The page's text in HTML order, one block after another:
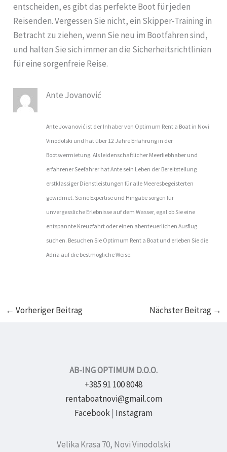
entscheiden, es gibt das perfekte Boot für jeden
Reisenden. Vergessen Sie nicht, ein Skipper-Training in
Betracht zu ziehen, wenn Sie neu im Bootfahren sind,
und halten Sie sich immer an die Sicherheitsrichtlinien
für eine sorgenfreie Reise.
Ante Jovanović
Ante Jovanović ist der Inhaber von Optimum Rent a Boat in Novi
Vinodolski und hat über 12 Jahre Erfahrung in der
Bootsvermietung. Als leidenschaftlicher Meerliebhaber und
erfahrener Seefahrer hat Ante sein Leben der Bereitstellung
erstklassiger Dienstleistungen für alle Meeresbegeisterten
gewidmet. Seine Expertise und Hingabe sorgen für
unvergessliche Erlebnisse auf dem Wasser, egal ob Sie eine
entspannte Kreuzfahrt oder einen abenteuerlichen Ausflug
suchen. Besuchen Sie Optimum Rent a Boat und erleben Sie die
Adria auf die bestmögliche Weise.
← Vorheriger Beitrag Nächster Beitrag →
AB-ING OPTIMUM D.O.O.
+385 91 100 8048
rentaboatnovi@gmail.com
Facebook| Instagram
Velika Krasa 70, Novi Vinodolski